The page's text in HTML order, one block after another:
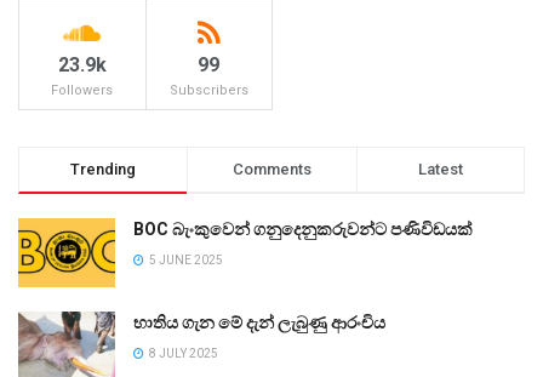
23.9k
Followers
99
Subscribers
Trending Comments Latest
BOC බැංකුවෙන් ගනුදෙනුකරුවන්ට පණිවිඩයක්
5 JUNE 2025
භාතිය ගැන මේ දැන් ලැබුණු ආරංචිය
8 JULY 2025